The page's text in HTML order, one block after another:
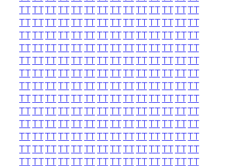
TTTTTTTTTTTTTTTTTTTTTTTTTTTT
TTTTTTTTTTTTTTTTTTTTTTTTTTTT
TTTTTTTTTTTTTTTTTTTTTTTTTTTT
TTTTTTTTTTTTTTTTTTTTTTTTTTTT
TTTTTTTTTTTTTTTTTTTTTTTTTTTT
TTTTTTTTTTTTTTTTTTTTTTTTTTTT
TTTTTTTTTTTTTTTTTTTTTTTTTTTT
TTTTTTTTTTTTTTTTTTTTTTTTTTTT
TTTTTTTTTTTTTTTTTTTTTTTTTTTT
TTTTTTTTTTTTTTTTTTTTTTTTTTTT
TTTTTTTTTTTTTTTTTTTTTTTTTTTT
TTTTTTTTTTTTTTTTTTTTTTTTTTTT
TTTTTTTTTTTTTTTTTTTTTTTTTTTT